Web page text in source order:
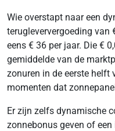
Wie overstapt naar een
terugleververgoeding van
eens € 36 per jaar. Die €
gemiddelde van de
zonuren in de eerste helft
momenten dat
Er zijn zelfs dynamische
zonnebonus geven of